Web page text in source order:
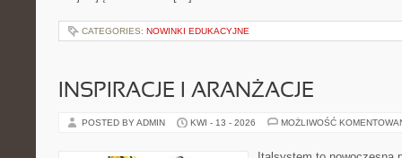
CATEGORIES: NOWINKI EDUKACYJNE
INSPIRACJE I ARANŻACJE
POSTED BY ADMIN KWI - 13 - 2026 MOŻLIWOŚĆ